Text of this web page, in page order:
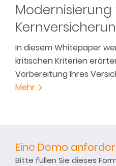
Modernisierung
In diesem Whitepaper
kritischen Kriterien
Vorbereitung Ihres
Mehr
Eine Demo
Bitte füllen Sie dieses